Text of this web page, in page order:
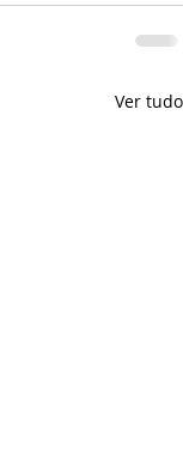
Ver tudo